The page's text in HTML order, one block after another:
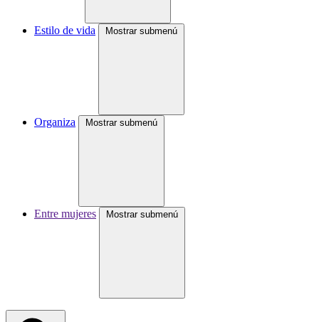
Estilo de vida Mostrar submenú
Organiza Mostrar submenú
Entre mujeres Mostrar submenú